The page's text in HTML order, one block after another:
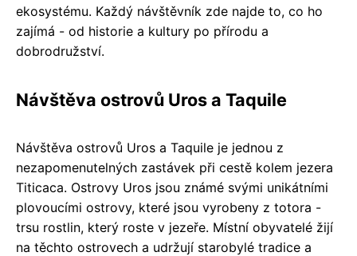
ekosystému. Každý návštěvník zde najde to, co ho
zajímá - od historie a kultury po přírodu a
dobrodružství.
Návštěva ostrovů Uros a Taquile
Návštěva ostrovů Uros a Taquile je jednou z
nezapomenutelných zastávek při cestě kolem jezera
Titicaca. Ostrovy Uros jsou známé svými unikátními
plovoucími ostrovy, které jsou vyrobeny z totora -
trsu rostlin, který roste v jezeře. Místní obyvatelé žijí
na těchto ostrovech a udržují starobylé tradice a